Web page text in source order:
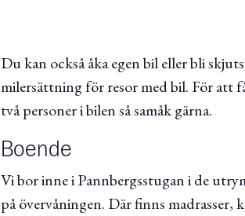
Du kan också åka egen bil eller bli
milersättning för resor med bil. För att
två personer i bilen så samåk gärna.
Boende
Vi bor inne i Pannbergsstugan i de
på övervåningen. Där finns madrasser,